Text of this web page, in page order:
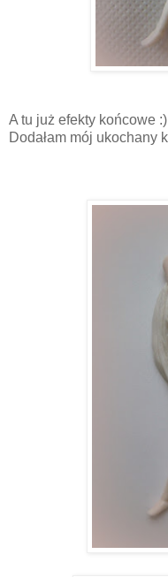
A tu już efekty końcowe :)
Dodałam mój ukochany